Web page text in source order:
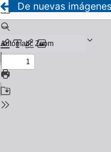
De nuevas